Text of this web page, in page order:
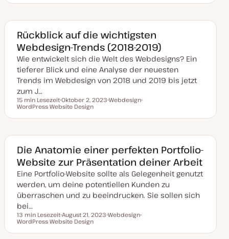
t
m
k
t
u
a
l
i
s
i
e
t
e
a
e
a
e
a
Rückblick auf die wichtigsten
Webdesign-Trends (2018-2019)
Wie entwickelt sich die Welt des Webdesigns? Ein
tieferer Blick und eine Analyse der neuesten
Trends im Webdesign von 2018 und 2019 bis jetzt
zum J…
Lesezeit
15 min Lesezeit
D
t
m
k
t
u
a
l
i
e
t
Oktober 2, 2023
e
a
Webdesign
e
a
WordPress Website Design
Die Anatomie einer perfekten Portfolio-
Website zur Präsentation deiner Arbeit
Eine Portfolio-Website sollte als Gelegenheit genutzt
werden, um deine potentiellen Kunden zu
überraschen und zu beeindrucken. Sie sollen sich
bei…
Lesezeit
13 min Lesezeit
D
t
August 21, 2023
e
Webdesign
e
WordPress Website Design